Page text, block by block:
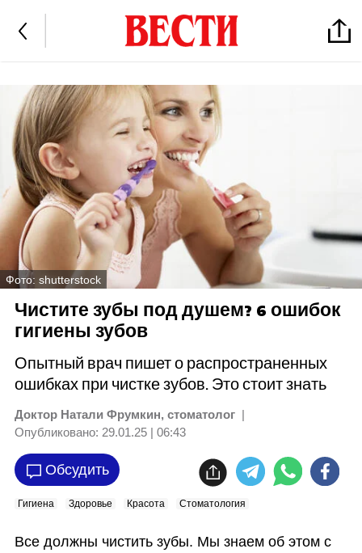
Фото: shutterstock
Чистите зубы под душем? 6 ошибок
гигиены зубов
Опытный врач пишет о распространенных
ошибках при чистке зубов. Это стоит знать
Доктор Натали Фрумкин, стоматолог |
Опубликовано: 29.01.25 | 06:43
Обсудить
Гигиена Здоровье Красота Стоматология
Все должны чистить зубы. Мы знаем об этом с